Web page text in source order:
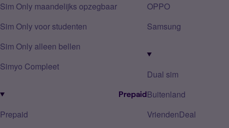
Sim Only maandelijks opzegbaar
Sim Only voor studenten
Sim Only alleen bellen
Simyo Compleet
Prepaid
Prepaid
OPPO
Samsung
Dual sim
Buitenland
VriendenDeal